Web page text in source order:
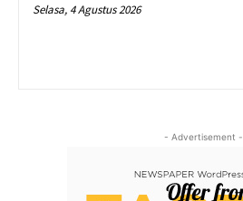
Selasa, 4 Agustus 2026
- Advertisement -